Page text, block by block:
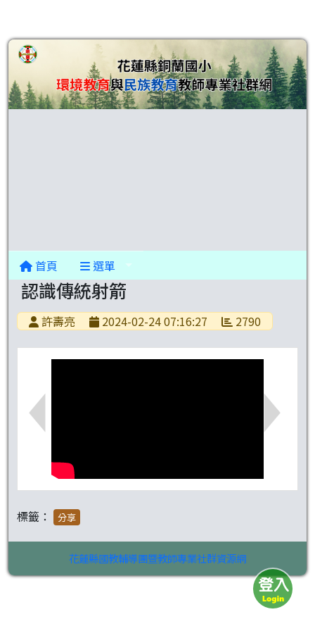
首頁 選單
認識傳統射箭
許壽亮 2024-02-24 07:16:27 2790
標籤： 分享
花蓮縣國教輔導團暨教師專業社群資源網